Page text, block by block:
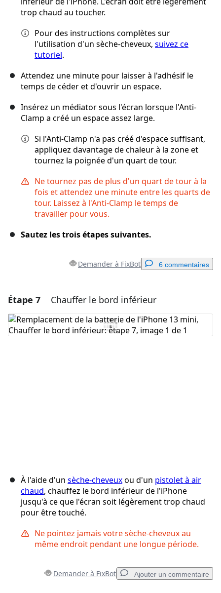
trop chaud au toucher.
Pour des instructions complètes sur
l'utilisation d'un sèche-cheveux, suivez ce
tutoriel.
Attendez une minute pour laisser à l'adhésif le
temps de céder et d'ouvrir un espace.
Insérez un médiator sous l'écran lorsque l'Anti-
Clamp a créé un espace assez large.
Si l'Anti-Clamp n'a pas créé d'espace suffisant,
appliquez davantage de chaleur à la zone et
tournez la poignée d'un quart de tour.
Ne tournez pas de plus d'un quart de tour à la
fois et attendez une minute entre les quarts de
tour. Laissez à l'Anti-Clamp le temps de
travailler pour vous.
Sautez les trois étapes suivantes.
Demander à FixBot 6 commentaires
Ajouter un commentaire
Ajouter un commentaire
Étape 7 Chauffer le bord inférieur
À l'aide d'un sèche-cheveuxou d'un pistolet à air
chaud, chauffez le bord inférieur de l'iPhone
jusqu'à ce que l'écran soit légèrement trop chaud
pour être touché.
Ne pointez jamais votre sèche-cheveux au
même endroit pendant une longue période.
Demander à FixBot Ajouter un commentaire